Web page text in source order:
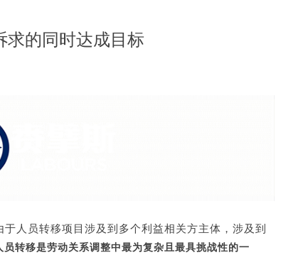
求的同时达成目标
人员转移项目涉及到多个利益相关方主体，涉及到
员转移是劳动关系调整中最为复杂且最具挑战性的一